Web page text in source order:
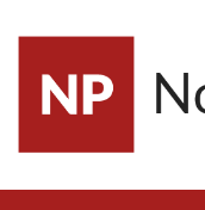
content